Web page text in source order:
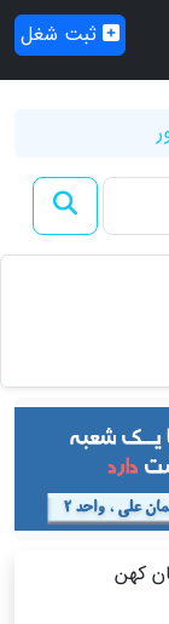
ثبت شغل
کهن